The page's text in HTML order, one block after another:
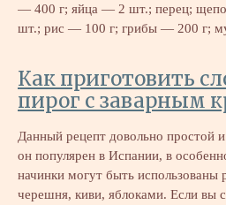
— 400 г; яйца — 2 шт.; перец;
шт.; рис — 100 г; грибы — 200 г;
Как приготовить
пирог с заварным
Данный рецепт довольно простой
он популярен в Испании, в
начинки могут быть
черешня, киви, яблоками. Если вы